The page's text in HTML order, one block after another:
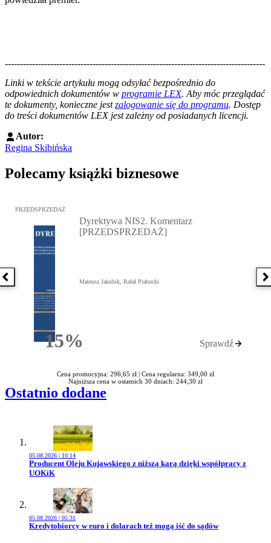
--------------------------------------------------------------------------------------
Linki w tekście artykułu mogą odsyłać bezpośrednio do
odpowiednich dokumentów w programie LEX. Aby móc przeglądać
te dokumenty, konieczne jestzalogowanie się do programu. Dostęp
do treści dokumentów LEX jest zależny od posiadanych licencji.
Autor:
Regina Skibińska
Polecamy książki biznesowe
Poprzednia książka
Przejdź do: Dyrektywa NIS2. Komentarz [PRZEDSPRZEDAŻ],
PRZEDSPRZEDAŻ
15%Rabatu
Dyrektywa NIS2. Komentarz
[PRZEDSPRZEDAŻ]
Mateusz Jakubik, Rafał Prabucki
Sprawdź
Cena promocyjna: 296,65 zł | Cena regularna: 349,00 zł
Najniższa cena w ostatnich 30 dniach: 244,30 zł
Ostatnio dodane
05.08.2026 | 10:14
Przejdź do artykułu:
Producent Oleju Kujawskiego z niższą karą dzięki współpracy z
UOKiK
05.08.2026 | 05:31
Przejdź do artykułu:
Kredytobiorcy w euro i dolarach też mogą iść do sądów